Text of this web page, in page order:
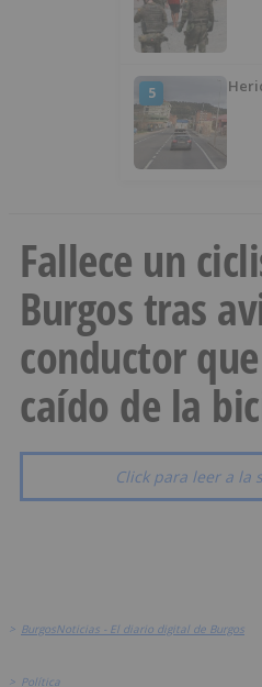
5
Fallece un
Burgos tras
conductor
caído de la
Click para leer a la
> BurgosNoticias - El diario digital de Burgos
> Política